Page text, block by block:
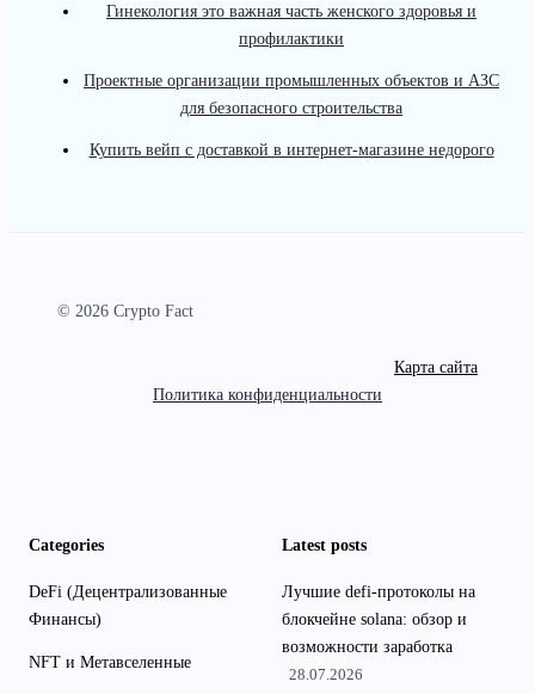
Гинекология это важная часть женского здоровья и
профилактики
Проектные организации промышленных объектов и АЗС
для безопасного строительства
Купить вейп с доставкой в интернет-магазине недорого
© 2026 Crypto Fact
Карта сайта
Политика конфиденциальности
Categories
DeFi (Децентрализованные
Финансы)
NFT и Метавселенные
Latest posts
Лучшие defi-протоколы на
блокчейне solana: обзор и
возможности заработка
28.07.2026